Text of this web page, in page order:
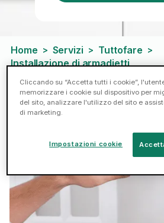
Home > Servizi > Tuttofare >
Installazione di armadietti
Hai bisogno di riparazioni
Ci pensano i tasker a
Cliccando su “Accetta tutti i cookie”,
memorizzare i cookie sul dispositivo per
del sito, analizzare l'utilizzo del sito e
di marketing.
Impostazioni cookie